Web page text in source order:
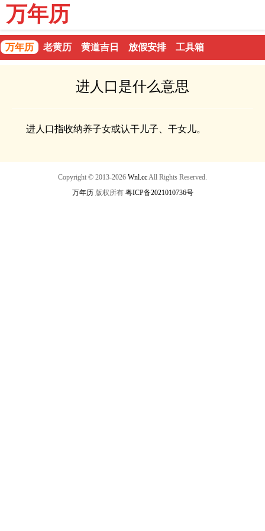
万年历
万年历 老黄历 黄道吉日 放假安排 工具箱
进人口是什么意思
进人口指收纳养子女或认干儿子、干女儿。
Copyright © 2013-2026 Wnl.ccAll Rights Reserved.
万年历版权所有 粤ICP备2021010736号